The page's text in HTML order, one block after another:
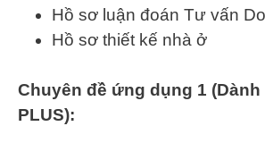
Hồ sơ luận đoán Tư vấn
Hồ sơ thiết kế nhà ở
Chuyên đề ứng dụng 1
PLUS):